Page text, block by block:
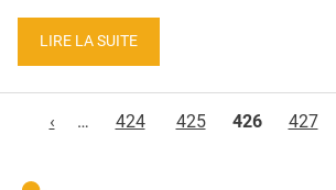
LIRE LA SUITE
‹
… 424 425 426 427